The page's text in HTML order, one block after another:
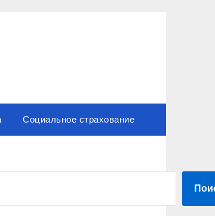
Социальное страхование